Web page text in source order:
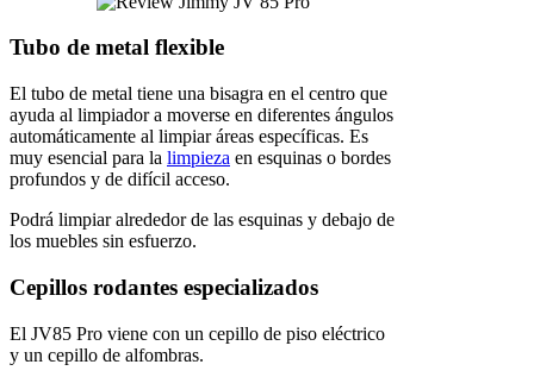
Tubo de metal flexible
El tubo de metal tiene una bisagra en el centro que
ayuda al limpiador a moverse en diferentes ángulos
automáticamente al limpiar áreas específicas. Es
muy esencial para la limpieza en esquinas o bordes
profundos y de difícil acceso.
Podrá limpiar alrededor de las esquinas y debajo de
los muebles sin esfuerzo.
Cepillos rodantes especializados
El JV85 Pro viene con un cepillo de piso eléctrico
y un cepillo de alfombras.